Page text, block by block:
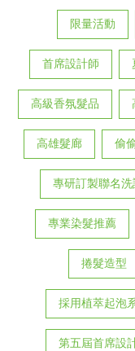
限量活動
首席設計師
高級香氛髮品
高雄髮廊 偷
專研訂製聯名洗
專業染髮推薦
捲髮造型
採用植萃起泡
第五屆首席設